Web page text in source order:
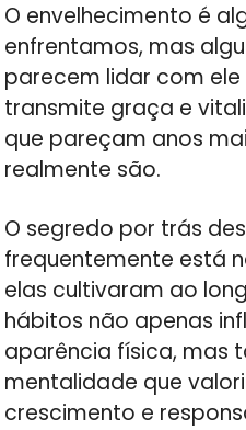
O envelhecimento é
enfrentamos, mas
parecem lidar com
transmite graça e
que pareçam anos
realmente são.
O segredo por trás
frequentemente está
elas cultivaram ao
hábitos não apenas
aparência física, mas
mentalidade que
crescimento e